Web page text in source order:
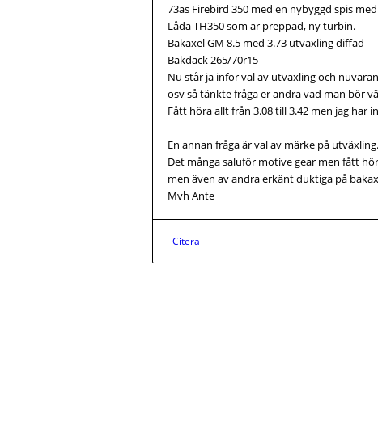
73as Firebird 350 med en nybyggd spis
Låda TH350 som är preppad, ny turbin.
Bakaxel GM 8.5 med 3.73 utväxling diffad
Bakdäck 265/70r15
Nu står ja inför val av utväxling och
osv så tänkte fråga er andra vad man bör
Fått höra allt från 3.08 till 3.42 men jag har
En annan fråga är val av märke på utväxling.
Det många saluför motive gear men fått
men även av andra erkänt duktiga på
Mvh Ante
Citera